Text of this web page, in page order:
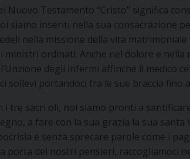
Nuovo Testamento “Cristo” significa
siamo inseriti nella sua consacrazione
nella missione della vita
ministri ordinati. Anche nel dolore e nella
degli infermi affinché il medico
sollevi portandoci fra le sue braccia fino
i tre sacri oli, noi siamo pronti a
a fare con la sua grazia la sua santa
e senza sprecare parole come i
porta dei nostri pensieri, raccogliamoci